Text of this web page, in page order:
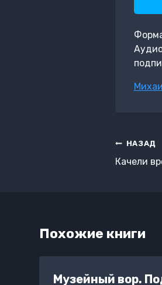
Метки
по
НАЗАД
Качели
Похожие книги
Музейный вор.